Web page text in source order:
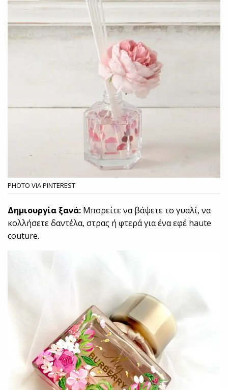
PHOTO VIA PINTEREST
Δημιουργία ξανά: Μπορείτε να βάψετε το γυαλί, να
κολλήσετε δαντέλα, στρας ή φτερά για ένα εφέ haute
couture.